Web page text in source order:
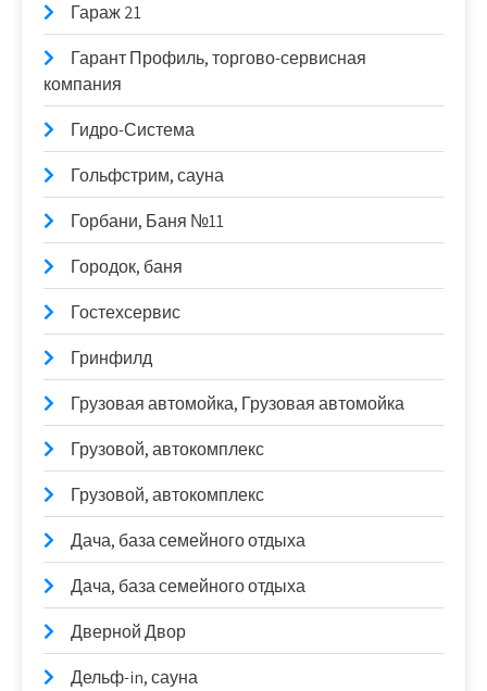
Гараж 21
Гарант Профиль, торгово-сервисная
компания
Гидро-Система
Гольфстрим, сауна
Горбани, Баня №11
Городок, баня
Гостехсервис
Гринфилд
Грузовая автомойка, Грузовая автомойка
Грузовой, автокомплекс
Грузовой, автокомплекс
Дача, база семейного отдыха
Дача, база семейного отдыха
Дверной Двор
Дельф-in, сауна